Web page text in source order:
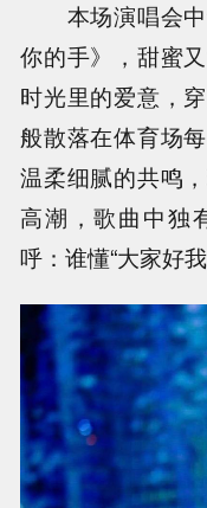
本场演唱会
你的手》，甜蜜
时光里的爱意，
般散落在体育场
温柔细腻的共鸣
高潮，歌曲中独
呼：谁懂“大家好